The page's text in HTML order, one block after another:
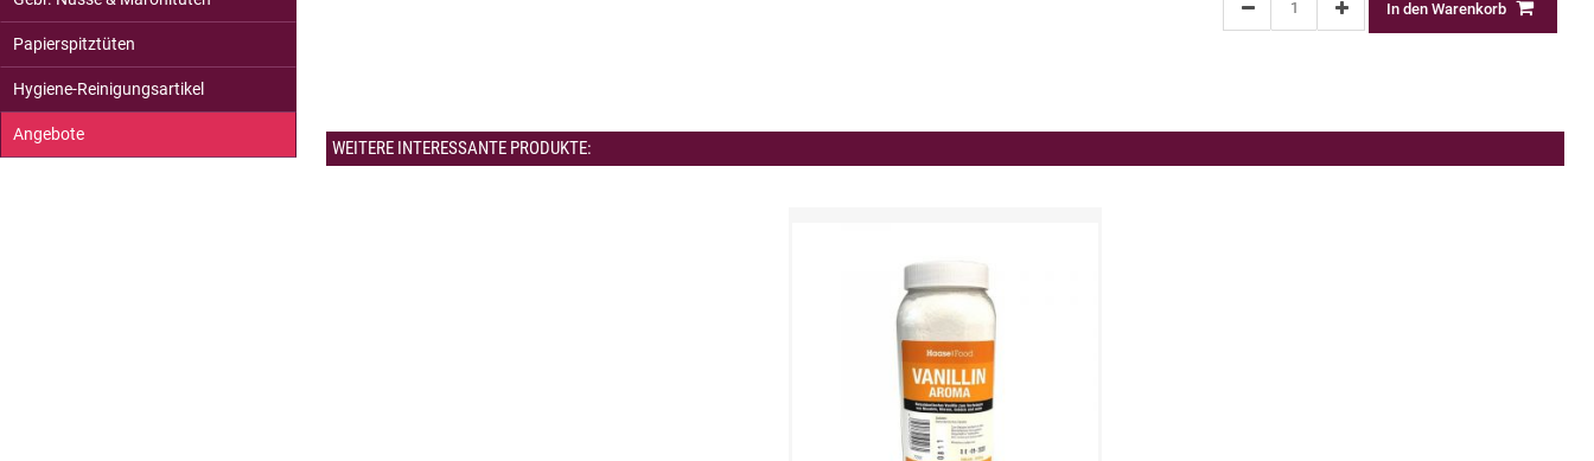
Papierspitztüten
Hygiene-Reinigungsartikel
Angebote
In den Warenkorb
WEITERE INTERESSANTE PRODUKTE: